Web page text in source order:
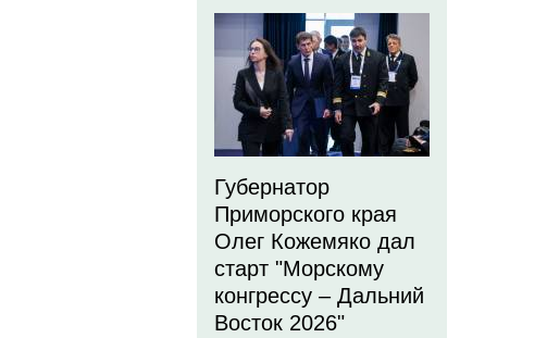
Губернатор
Приморского края
Олег Кожемяко дал
старт "Морскому
конгрессу – Дальний
Восток 2026"